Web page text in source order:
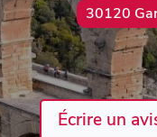
30120
Écrire un